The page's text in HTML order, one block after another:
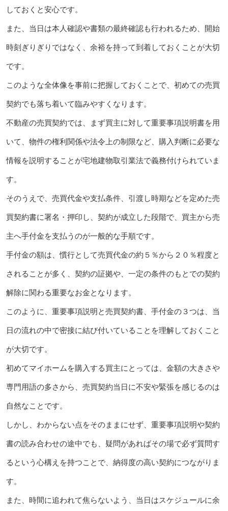
しておくと安心です。
また、当日は本人確認や書類の最終確認も行われるため、開始
時刻ぎりぎりではなく、余裕を持って到着しておくことが大切
です。
このような全体像を事前に把握しておくことで、初めての売買
契約でも落ち着いて臨みやすくなります。
不動産の売買契約では、まず買主に対して重要事項説明書を用
いて、物件の権利関係や法令上の制限など、購入判断に必要な
情報を説明することが宅地建物取引業法で義務付けられていま
す。
そのうえで、売買代金や支払条件、引渡し時期などを定めた売
買契約書に署名・押印し、契約が成立した段階で、買主から売
主へ手付金を支払うのが一般的な手順です。
手付金の額は、慣行として売買代金の約５％から２０％程度と
されることが多く、契約の証拠や、一定の条件のもとでの契約
解除に関わる重要なお金となります。
このように、重要事項説明と売買契約書、手付金の３つは、当
日の流れの中で密接に結び付いていることを理解しておくこと
が大切です。
初めてマイホームを購入する買主にとっては、金額の大きさや
専門用語の多さから、売買契約当日に不安や緊張を感じるのは
自然なことです。
しかし、わからない点をそのままにせず、重要事項説明や契約
書の読み合わせの途中でも、疑問があればその場で必ず質問す
るという心構えを持つことで、納得度の高い契約につながりま
す。
また、時間に追われて焦らないよう、当日はスケジュールに余